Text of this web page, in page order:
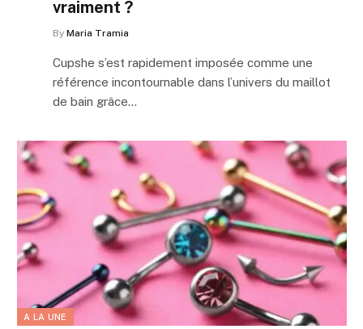
vraiment ?
By Maria Tramia
Cupshe s’est rapidement imposée comme une
référence incontournable dans l’univers du maillot
de bain grâce…
A LA UNE